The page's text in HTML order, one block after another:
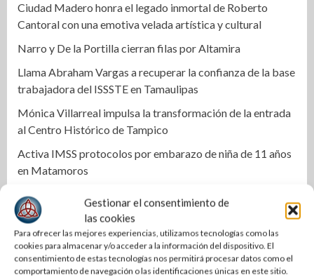
Gestionar el consentimiento de
las cookies
Para ofrecer las mejores experiencias, utilizamos tecnologías como las
cookies para almacenar y/o acceder a la información del dispositivo. El
consentimiento de estas tecnologías nos permitirá procesar datos como el
comportamiento de navegación o las identificaciones únicas en este sitio.
Ciudad Madero honra el legado inmortal de Roberto
Cantoral con una emotiva velada artística y cultural
Narro y De la Portilla cierran filas por Altamira
Llama Abraham Vargas a recuperar la confianza de la base
trabajadora del ISSSTE en Tamaulipas
Mónica Villarreal impulsa la transformación de la entrada
al Centro Histórico de Tampico
Activa IMSS protocolos por embarazo de niña de 11 años
en Matamoros
Cabalgata une a los pueblos: Olga Sosa en el 399
aniversario de Palmillas
Alertan por clima extremo en Tamaulipas
Mejora COMAPA Altamira red sanitaria en colonia Lázaro
Cárdenas